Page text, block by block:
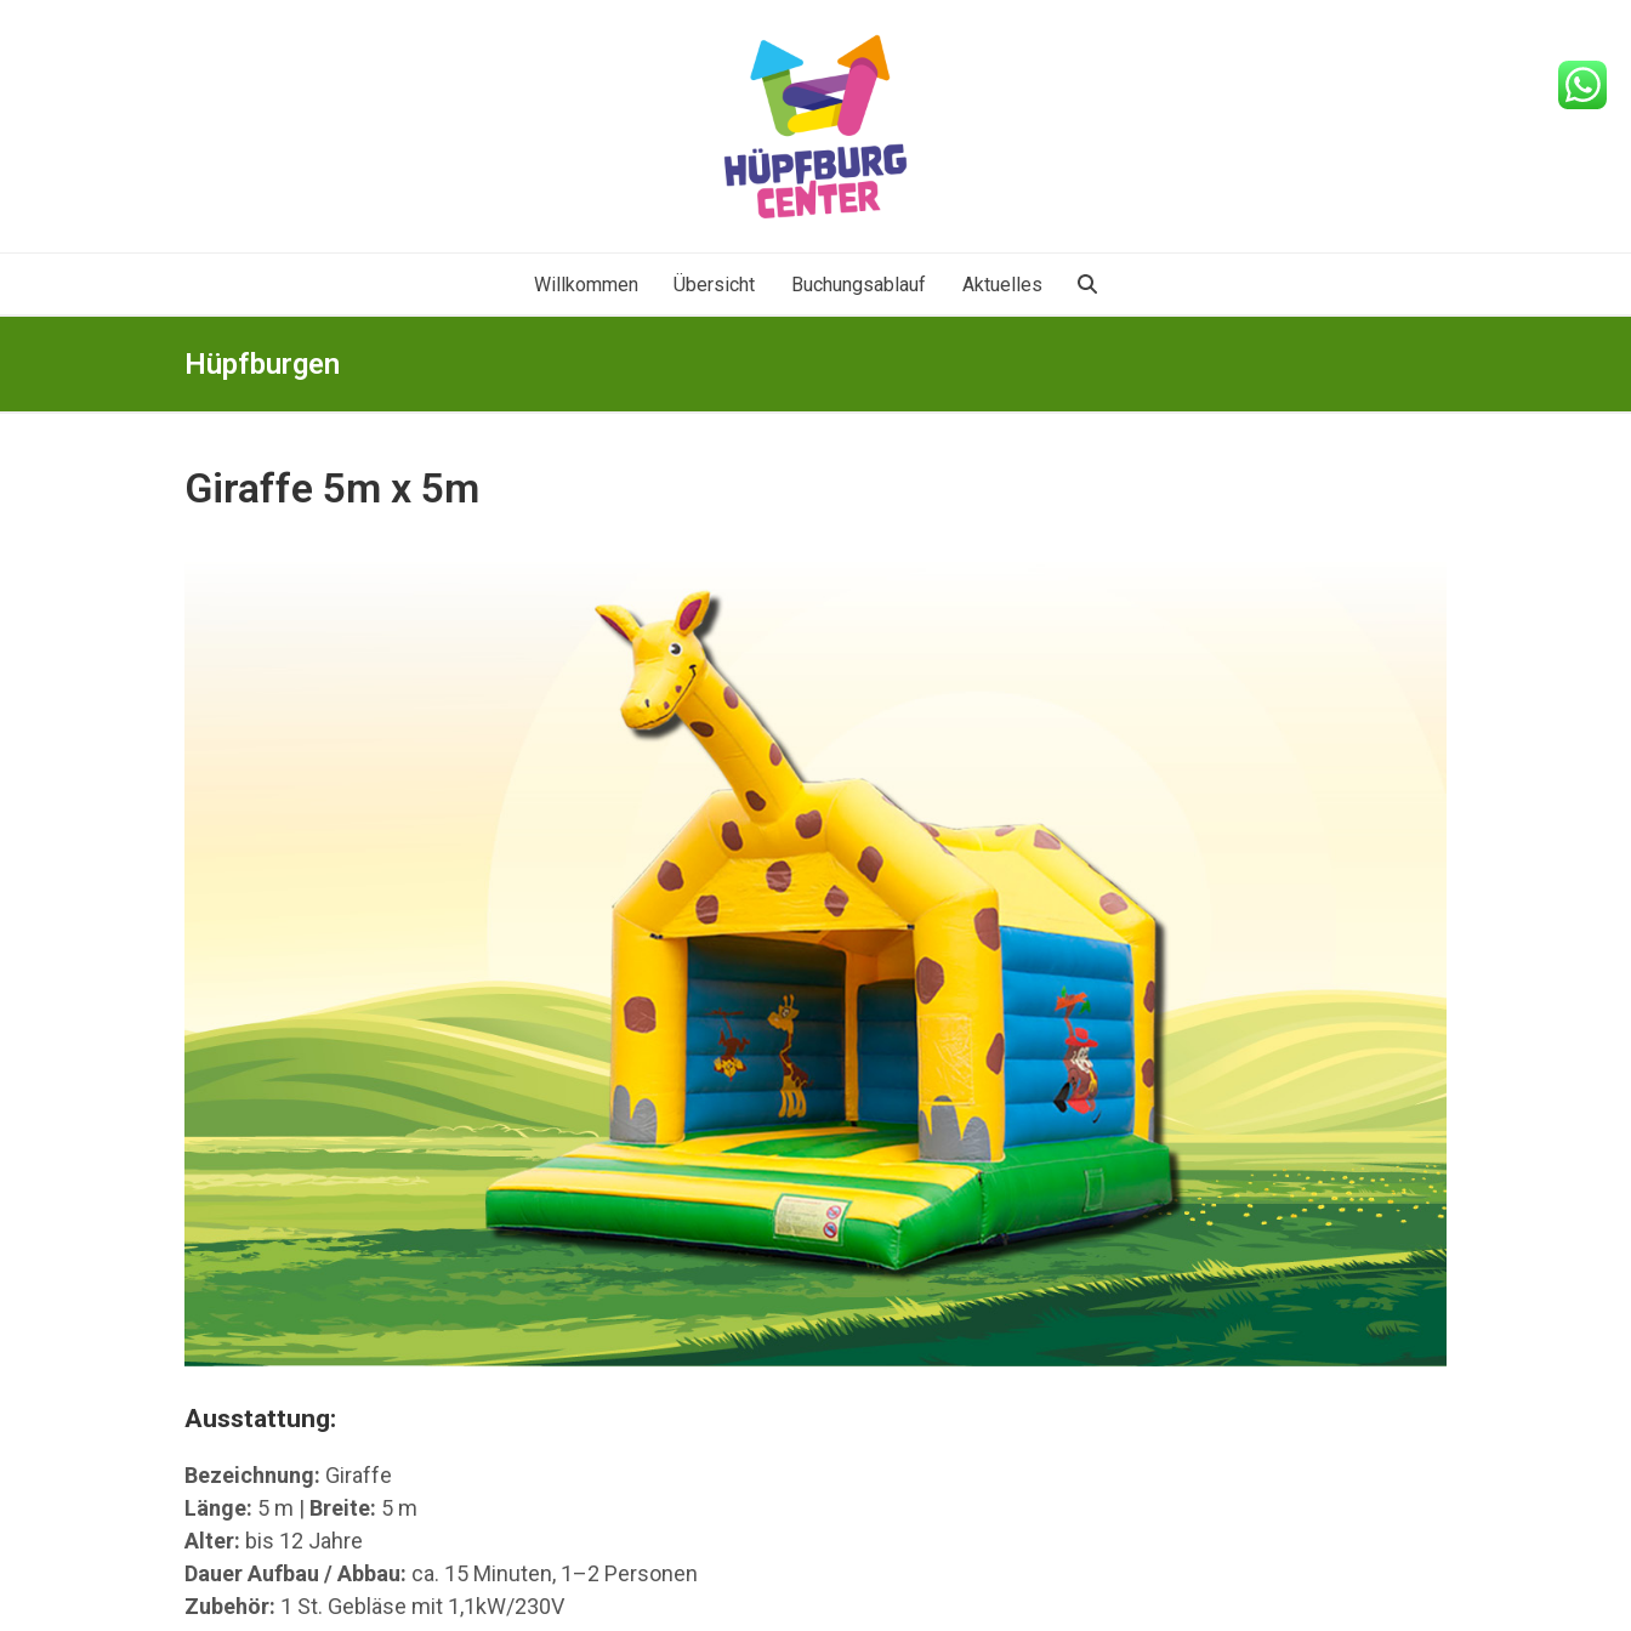
Willkommen Übersicht Buchungsablauf Aktuelles
Hüpfburgen
Giraffe 5m x 5m
Ausstattung:
Bezeichnung: Giraffe
Länge: 5 m | Breite: 5 m
Alter: bis 12 Jahre
Dauer Aufbau / Abbau: ca. 15 Minuten, 1–2 Personen
Zubehör: 1 St. Gebläse mit 1,1kW/230V